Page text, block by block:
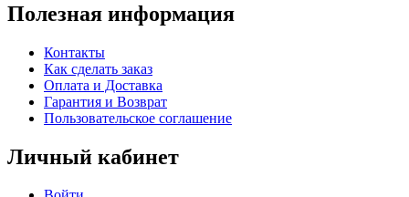
Полезная информация
Контакты
Как сделать заказ
Оплата и Доставка
Гарантия и Возврат
Пользовательское соглашение
Личный кабинет